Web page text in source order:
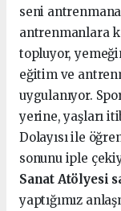
seni
antrenmanlara
topluyor,
eğitim ve
uygulanıyor.
yerine, yaşları
Dolayısı ile
sonunu iple
Sanat Atölyesi
yaptığımız